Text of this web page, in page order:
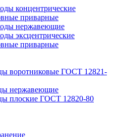
концентрические
приварные
нержавеющие
эксцентрические
приварные
воротниковые ГОСТ 12821-
нержавеющие
плоские ГОСТ 12820-80